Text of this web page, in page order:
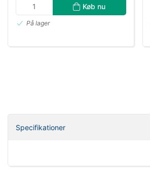
Køb nu
På lager
Specifikationer